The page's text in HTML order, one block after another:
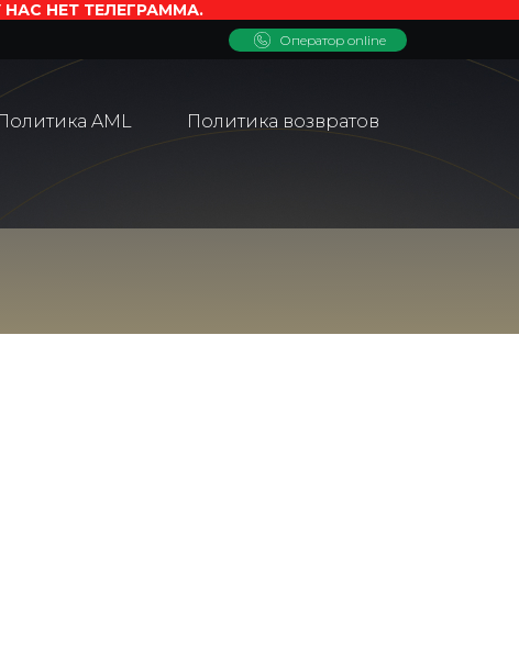
НЕТ ТЕЛЕГРАММА.
Оператор online
AML Политика возвратов